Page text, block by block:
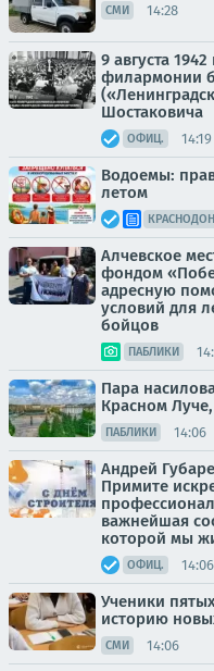
СМИ 14:28
9 августа
филармонии
Шостаковича
ОФИЦ. 14:19
Водоемы:
летом
КРАСНОДОН
Алчевское
фондом
адресную
условий для
бойцов
ПАБЛИКИ
Пара
Красном
ПАБЛИКИ 14:06
Андрей
Примите
важнейшая
которой мы
ОФИЦ. 14:06
Ученики
историю
СМИ 14:06